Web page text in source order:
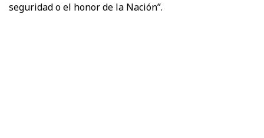
seguridad o el honor de la Nación”.